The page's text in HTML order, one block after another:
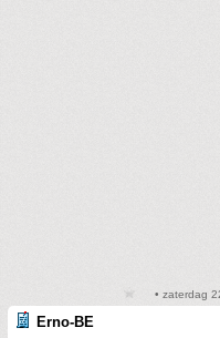
• zaterdag
Erno-BE